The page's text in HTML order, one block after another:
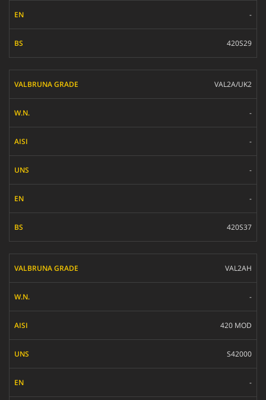
-
420S29
VAL2A/UK2
-
-
-
-
420S37
VAL2AH
-
420 MOD
S42000
-